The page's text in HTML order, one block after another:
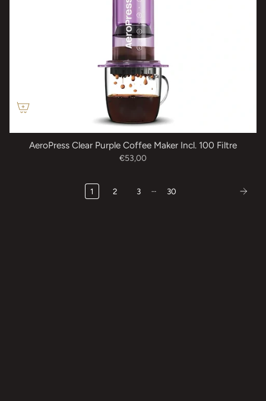
AeroPress Clear Purple Coffee Maker Incl. 100 Filtre
€53,00
1 2 3 … 30